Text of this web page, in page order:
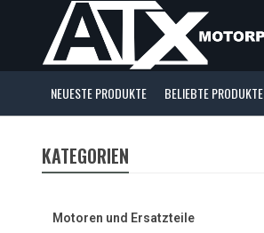
NEUESTE PRODUKTE BELIEBTE PRODUKTE
KATEGORIEN
Motoren und Ersatzteile